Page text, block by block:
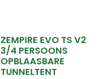
ZEMPIRE EVO TS V2
3/4 PERSOONS
OPBLAASBARE
TUNNELTENT